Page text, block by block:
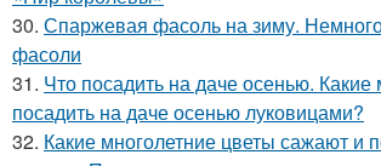
30. Спаржевая фасоль на зиму.
фасоли
31. Что посадить на даче осенью. Какие
посадить на даче осенью луковицами?
32. Какие многолетние цветы сажают и